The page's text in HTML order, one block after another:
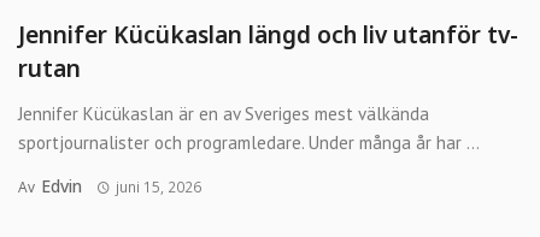
Jennifer Kücükaslan längd och liv utanför tv-
rutan
Jennifer Kücükaslan är en av Sveriges mest välkända
sportjournalister och programledare. Under många år har ...
Av Edvin juni 15, 2026